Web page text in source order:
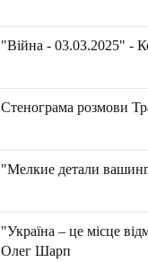
"Війна - 03.03.2025" -
Стенограма розмови
"Мелкие детали
"Україна – це місце
Олег Шарп